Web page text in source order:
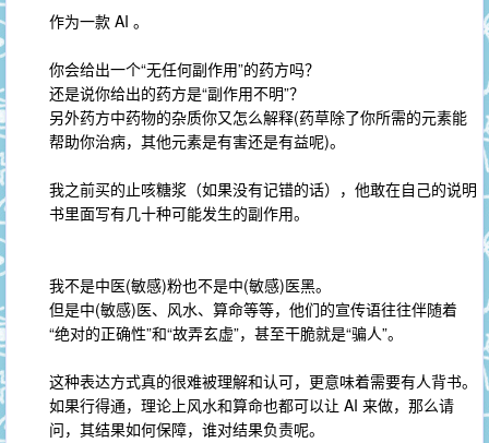
作为一款 AI 。
你会给出一个“无任何副作用”的药方吗？
还是说你给出的药方是“副作用不明”？
另外药方中药物的杂质你又怎么解释(药草除了你所需的元素能
帮助你治病，其他元素是有害还是有益呢)。
我之前买的止咳糖浆（如果没有记错的话），他敢在自己的说明
书里面写有几十种可能发生的副作用。
我不是中医(敏感)粉也不是中(敏感)医黑。
但是中(敏感)医、风水、算命等等，他们的宣传语往往伴随着
“绝对的正确性”和“故弄玄虚”，甚至干脆就是“骗人”。
这种表达方式真的很难被理解和认可，更意味着需要有人背书。
如果行得通，理论上风水和算命也都可以让 AI 来做，那么请
问，其结果如何保障，谁对结果负责呢。